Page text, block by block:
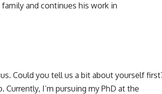
and continues his work in
Could you tell us a bit about yourself
Currently, I’m pursuing my PhD at the